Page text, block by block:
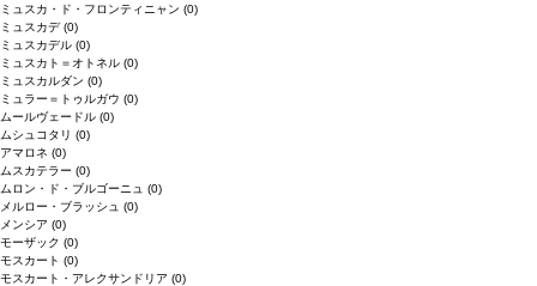
ミュスカ・ド・フロンティニャン (0)
ミュスカデ(0)
ミュスカデル (0)
ミュスカト＝オトネル (0)
ミュスカルダン (0)
ミュラー＝トゥルガウ (0)
ムールヴェードル (0)
ムシュコタリ (0)
アマロネ (0)
ムスカテラー (0)
ムロン・ド・ブルゴーニュ (0)
メルロー・ブラッシュ (0)
メンシア (0)
モーザック (0)
モスカート (0)
モスカート・アレクサンドリア (0)